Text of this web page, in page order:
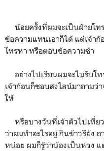
น้อยครั้งที่ผมจะเป็นฝ่ายโท
ข้อความแทนเอาก็ได้ แต่เจ้า
โทรหา หรือตอบข้อความช้า
อย่างไปเรียนผมจะไม่รับโ
เจ้าก้อนก็ชอบส่งไลน์มาถามว่
ให้
หรือบางวันที่เจ้าตัวไปเที่ย
ว่าผมทำอะไรอยู่ กินข้าวรึยัง
หน่อย ผมก็รู้ว่าน้องเป็นห่วง แ